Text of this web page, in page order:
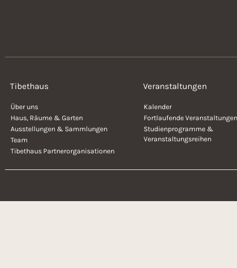
Tibethaus
Über uns
Haus, Räume & Garten
Ausstellungen & Sammlungen
Team
Tibethaus Partnerorganisationen
Veranstaltungen
Kalender
Fortlaufende Veranstaltungen
Studienprogramme &
Veranstaltungsreihen